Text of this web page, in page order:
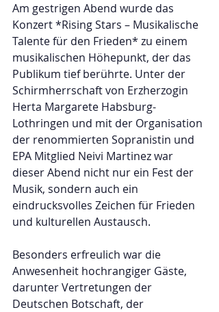
Am gestrigen Abend wurde das
Konzert *Rising Stars – Musikalische
Talente für den Frieden* zu einem
musikalischen Höhepunkt, der das
Publikum tief berührte. Unter der
Schirmherrschaft von Erzherzogin
Herta Margarete Habsburg-
Lothringen und mit der Organisation
der renommierten Sopranistin und
EPA Mitglied Neivi Martinez war
dieser Abend nicht nur ein Fest der
Musik, sondern auch ein
eindrucksvolles Zeichen für Frieden
und kulturellen Austausch.
Besonders erfreulich war die
Anwesenheit hochrangiger Gäste,
darunter Vertretungen der
Deutschen Botschaft, der